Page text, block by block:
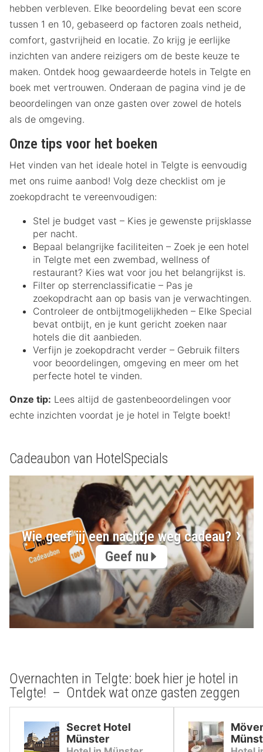
hebben verbleven. Elke beoordeling bevat een score
tussen 1 en 10, gebaseerd op factoren zoals netheid,
comfort, gastvrijheid en locatie. Zo krijg je eerlijke
inzichten van andere reizigers om de beste keuze te
maken. Ontdek hoog gewaardeerde hotels in Telgte en
boek met vertrouwen. Onderaan de pagina vind je de
beoordelingen van onze gasten over zowel de hotels
als de omgeving.
Onze tips voor het boeken
Het vinden van het ideale hotel in Telgte is eenvoudig
met ons ruime aanbod! Volg deze checklist om je
zoekopdracht te vereenvoudigen:
Stel je budget vast – Kies je gewenste prijsklasse
per nacht.
Bepaal belangrijke faciliteiten – Zoek je een hotel
in Telgte met een zwembad, wellness of
restaurant? Kies wat voor jou het belangrijkst is.
Filter op sterrenclassificatie – Pas je
zoekopdracht aan op basis van je verwachtingen.
Controleer de ontbijtmogelijkheden – Elke Special
bevat ontbijt, en je kunt gericht zoeken naar
hotels die dit aanbieden.
Verfijn je zoekopdracht verder – Gebruik filters
voor beoordelingen, omgeving en meer om het
perfecte hotel te vinden.
Onze tip: Lees altijd de gastenbeoordelingen voor
echte inzichten voordat je je hotel in Telgte boekt!
Cadeaubon van HotelSpecials
Wie geef jij een nachtje weg cadeau?
Geef nu
Overnachten in Telgte: boek hier je hotel in
Telgte! – Ontdek wat onze gasten zeggen
Secret Hotel
Münster